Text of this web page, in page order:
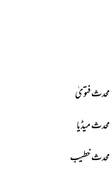
محدث فتویٰ
محدث میڈیا
محدث خطیب